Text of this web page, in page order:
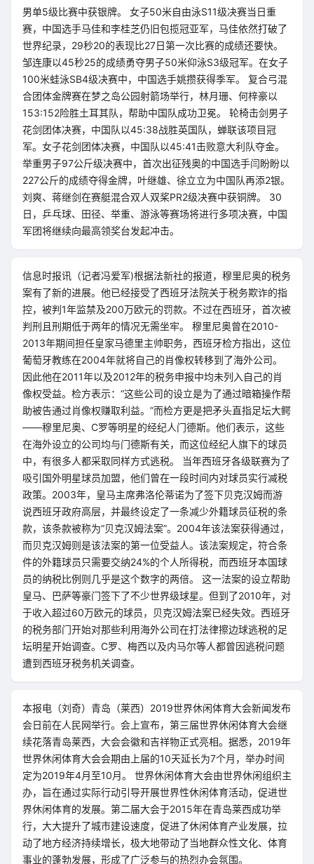
男单5级比赛中获银牌。 女子50米自由泳S11级决赛当日重
赛，中国选手马佳和李桂芝仍旧包揽冠亚军，马佳依然打破了
世界纪录，29秒20的表现比27日第一次比赛的成绩还要快。
邹连康以45秒25的成绩勇夺男子50米仰泳S3级冠军。在女子
100米蛙泳SB4级决赛中，中国选手姚攒获得季军。 复合弓混
合团体金牌赛在梦之岛公园射箭场举行，林月珊、何梓豪以
153:152险胜土耳其队，帮助中国队成功卫冕。 轮椅击剑男子
花剑团体决赛，中国队以45:38战胜英国队，蝉联该项目冠
军。女子花剑团体决赛，中国队以45:41击败意大利队夺金。
举重男子97公斤级决赛中，首次出征残奥的中国选手闫盼盼以
227公斤的成绩夺得金牌，叶继雄、徐立立为中国队再添2银。
刘爽、蒋继剑在赛艇混合双人双桨PR2级决赛中获铜牌。 30
日，乒乓球、田径、举重、游泳等赛场将进行多项决赛，中国
军团将继续向最高领奖台发起冲击。
信息时报讯（记者冯爱军)根据法新社的报道，穆里尼奥的税务
案有了新的进展。他已经接受了西班牙法院关于税务欺诈的指
控，被判1年监禁及200万欧元的罚款。不过在西班牙，首次被
判刑且刑期低于两年的情况无需坐牢。 穆里尼奥曾在2010-
2013年期间担任皇家马德里主帅职务，西班牙检方指出，这位
葡萄牙教练在2004年就将自己的肖像权转移到了海外公司。
因此他在2011年以及2012年的税务申报中均未列入自己的肖
像权受益。检方表示：“这些公司的设立是为了通过暗箱操作帮
助被告通过肖像权赚取利益。”而检方更是把矛头直指足坛大鳄
——穆里尼奥、C罗等明星的经纪人门德斯。他们表示，这些
在海外设立的公司均与门德斯有关，而这位经纪人旗下的球员
中，有很多人都采取同样方式逃税。 当年西班牙各级联赛为了
吸引国外明星球员加盟，他们曾在一段时间内对球员实行减税
政策。2003年，皇马主席弗洛伦蒂诺为了签下贝克汉姆而游
说西班牙政府高层，并最终设定了一条减少外籍球员征税的条
款，该条款被称为“贝克汉姆法案”。2004年该法案获得通过，
而贝克汉姆则是该法案的第一位受益人。该法案规定，符合条
件的外籍球员只需要交纳24%的个人所得税，而西班牙本国球
员的纳税比例则几乎是这个数字的两倍。 这一法案的设立帮助
皇马、巴萨等豪门签下了不少世界级球星。但到了2010年，对
于收入超过60万欧元的球员，贝克汉姆法案已经失效。西班牙
的税务部门开始对那些利用海外公司在打法律擦边球逃税的足
坛明星开始调查。C罗、梅西以及内马尔等人都曾因逃税问题
遭到西班牙税务机关调查。
本报电（刘奇）青岛（莱西）2019世界休闲体育大会新闻发布
会日前在人民网举行。会上宣布，第三届世界休闲体育大会继
续花落青岛莱西，大会会徽和吉祥物正式亮相。据悉，2019年
世界休闲体育大会会期由上届的10天延长为7个月，举办时间
定为2019年4月至10月。 世界休闲体育大会由世界休闲组织主
办，旨在通过实际行动引导开展世界性休闲体育活动，促进世
界休闲体育的发展。第二届大会于2015年在青岛莱西成功举
行，大大提升了城市建设速度，促进了休闲体育产业发展，拉
动了地方经济持续增长，极大地带动了当地群众性文化、体育
事业的蓬勃发展，形成了广泛参与的热烈办会氛围。